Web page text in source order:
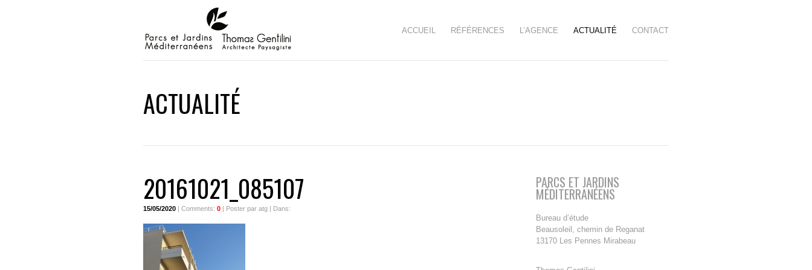
ACCUEIL RÉFÉRENCES L’AGENCE ACTUALITÉ CONTACT
ACTUALITÉ
20161021_085107
15/05/2020 | Comments: 0 | Poster par atg | Dans:
PARCS ET JARDINS
MÉDITERRANÉENS
Bureau d’étude
Beausoleil, chemin de Reganat
13170 Les Pennes Mirabeau